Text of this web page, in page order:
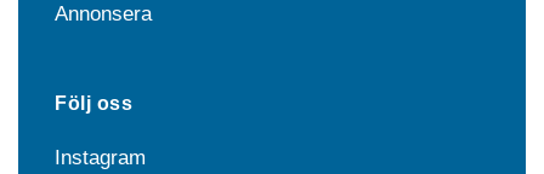
Annonsera
Följ oss
Instagram